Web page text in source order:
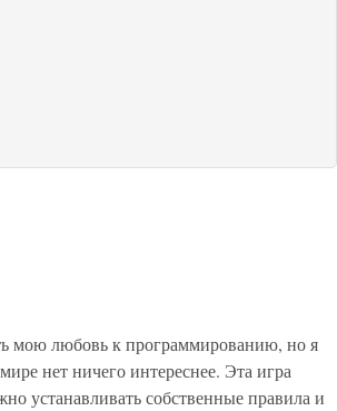
мою любовь к программированию, но я
нет ничего интереснее. Эта игра
устанавливать собственные правила и